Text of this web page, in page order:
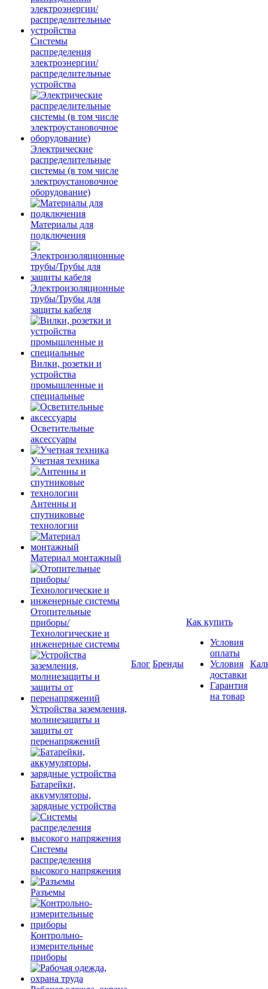
Системы
распределения
электроэнергии/
распределительные
устройства
Электрические
распределительные
системы (в том числе
электроустановочное
оборудование)
Материалы для
подключения
Электроизоляционные
трубы/Трубы для
защиты кабеля
Вилки, розетки и
устройства
промышленные и
специальные
Осветительные
аксессуары
Учетная техника
Антенны и
спутниковые
технологии
Материал монтажный
Отопительные
приборы/
Технологические и
инженерные системы
Устройства заземления,
молниезащиты и
защиты от
перенапряжений
Батарейки,
аккумуляторы,
зарядные устройства
Системы
распределения
высокого напряжения
Разъемы
Контрольно-
измерительные
приборы
Блог Бренды
Как купить
Условия
оплаты
Условия
доставки
Гарантия
на товар